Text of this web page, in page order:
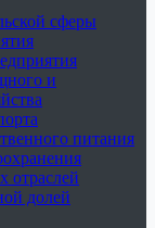
сферы
и
питания
отраслей
долей